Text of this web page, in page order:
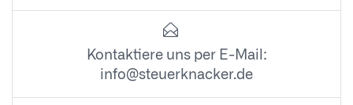
Kontaktiere uns per E-Mail:
info@steuerknacker.de